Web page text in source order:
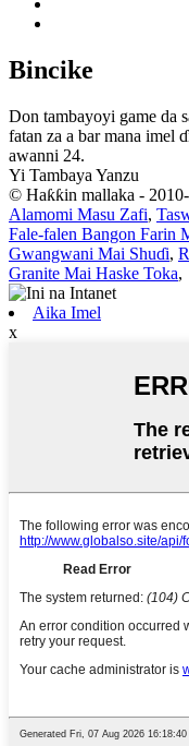
Bincike
Don tambayoyi game da
fatan za a bar mana imel
awanni 24.
Yi Tambaya Yanzu
© Haƙƙin mallaka -
Alamomi Masu Zafi,
Fale-falen Bangon Farin
Gwangwani Mai Shuɗi,
Granite Mai Haske Toka,
Aika Imel
x